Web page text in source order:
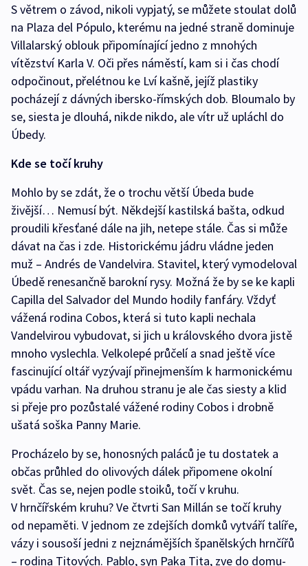
S větrem o závod, nikoli vypjatý, se můžete stoulat dolů
na Plaza del Pópulo, kterému na jedné straně dominuje
Villalarský oblouk připomínající jedno z mnohých
vítězství Karla V. Oči přes náměstí, kam si i čas chodí
odpočinout, přelétnou ke Lví kašně, jejíž plastiky
pocházejí z dávných ibersko-římských dob. Bloumalo by
se, siesta je dlouhá, nikde nikdo, ale vítr už upláchl do
Úbedy.
Kde se točí kruhy
Mohlo by se zdát, že o trochu větší Úbeda bude
živější… Nemusí být. Někdejší kastilská bašta, odkud
proudili křesťané dále na jih, netepe stále. Čas si může
dávat na čas i zde. Historickému jádru vládne jeden
muž – Andrés de Vandelvira. Stavitel, který vymodeloval
Úbedě renesančně barokní rysy. Možná že by se ke kapli
Capilla del Salvador del Mundo hodily fanfáry. Vždyť
vážená rodina Cobos, která si tuto kapli nechala
Vandelvirou vybudovat, si jich u královského dvora jistě
mnoho vyslechla. Velkolepé průčelí a snad ještě více
fascinující oltář vyzývají přinejmenším k harmonickému
vpádu varhan. Na druhou stranu je ale čas siesty a klid
si přeje pro pozůstalé vážené rodiny Cobos i drobně
ušatá soška Panny Marie.
Procházelo by se, honosných paláců je tu dostatek a
občas průhled do olivových dálek připomene okolní
svět. Čas se, nejen podle stoiků, točí v kruhu.
V hrnčířském kruhu? Ve čtvrti San Millán se točí kruhy
od nepaměti. V jednom ze zdejších domků vytváří talíře,
vázy i sousoší jedni z nejznámějších španělských hrnčířů
– rodina Titových. Pablo, syn Paka Tita, zve do domu-